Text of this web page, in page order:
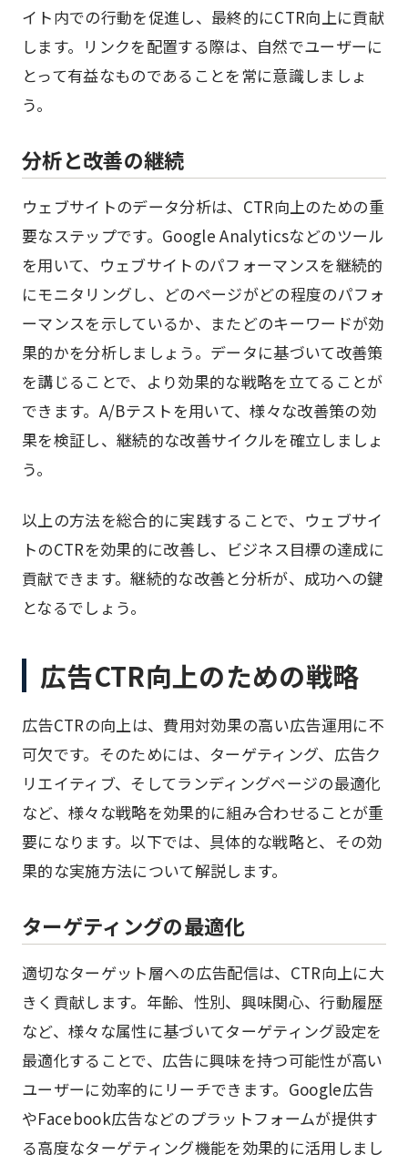
イト内での行動を促進し、最終的にCTR向上に貢献
します。リンクを配置する際は、自然でユーザーに
とって有益なものであることを常に意識しましょ
う。
分析と改善の継続
ウェブサイトのデータ分析は、CTR向上のための重
要なステップです。Google Analyticsなどのツール
を用いて、ウェブサイトのパフォーマンスを継続的
にモニタリングし、どのページがどの程度のパフォ
ーマンスを示しているか、またどのキーワードが効
果的かを分析しましょう。データに基づいて改善策
を講じることで、より効果的な戦略を立てることが
できます。A/Bテストを用いて、様々な改善策の効
果を検証し、継続的な改善サイクルを確立しましょ
う。
以上の方法を総合的に実践することで、ウェブサイ
トのCTRを効果的に改善し、ビジネス目標の達成に
貢献できます。継続的な改善と分析が、成功への鍵
となるでしょう。
広告CTR向上のための戦略
広告CTRの向上は、費用対効果の高い広告運用に不
可欠です。そのためには、ターゲティング、広告ク
リエイティブ、そしてランディングページの最適化
など、様々な戦略を効果的に組み合わせることが重
要になります。以下では、具体的な戦略と、その効
果的な実施方法について解説します。
ターゲティングの最適化
適切なターゲット層への広告配信は、CTR向上に大
きく貢献します。年齢、性別、興味関心、行動履歴
など、様々な属性に基づいてターゲティング設定を
最適化することで、広告に興味を持つ可能性が高い
ユーザーに効率的にリーチできます。Google広告
やFacebook広告などのプラットフォームが提供す
る高度なターゲティング機能を効果的に活用しまし